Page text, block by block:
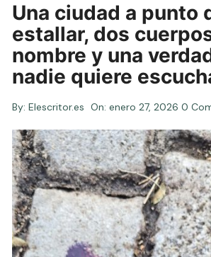
Una ciudad a punto
estallar, dos
nombre y una
nadie quiere
By: Elescritor.es On:enero 27, 2026 0